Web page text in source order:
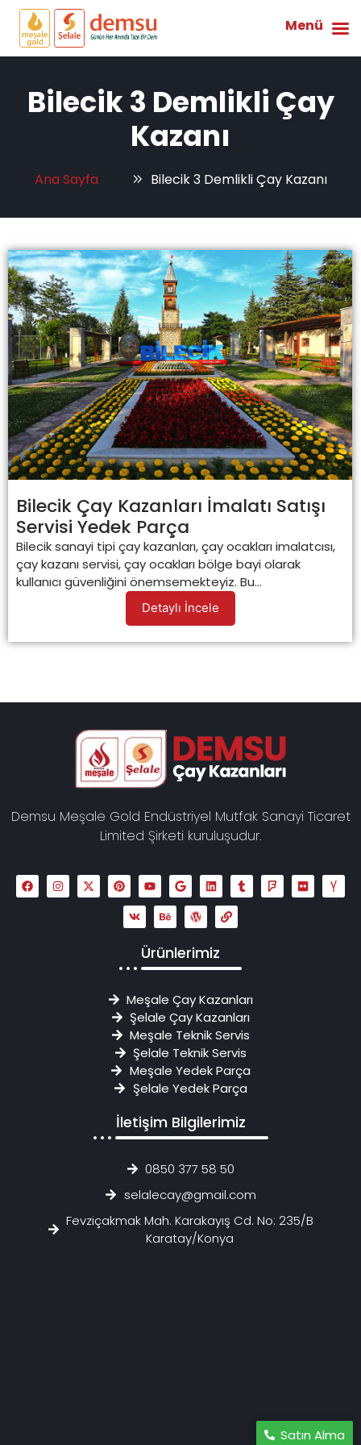
Bilecik 3 Demlikli Çay
Kazanı
Ana SayfaTag: Bilecik 3 Demlikli Çay Kazanı
Bilecik Çay Kazanları İmalatı Satışı
Servisi Yedek Parça
Bilecik sanayi tipi çay kazanları, çay ocakları imalatcısı,
çay kazanı servisi, çay ocakları bölge bayi olarak
kullanıcı güvenliğini önemsemekteyiz. Bu...
Detaylı İncele
Demsu Meşale Gold Endüstriyel Mutfak Sanayi Ticaret
Limited Şirketi kuruluşudur.
Ürünlerimiz
Meşale Çay Kazanları
Şelale Çay Kazanları
Meşale Teknik Servis
Şelale Teknik Servis
Meşale Yedek Parça
Şelale Yedek Parça
İletişim Bilgilerimiz
0850 377 58 50
selalecay@gmail.com
Fevziçakmak Mah. Karakayış Cd. No: 235/B
Karatay/Konya
Satın Alma
Menü